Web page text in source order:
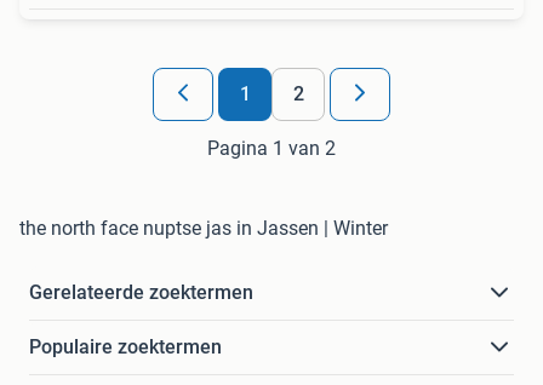
1 2
Pagina 1 van 2
the north face nuptse jas in Jassen | Winter
Gerelateerde zoektermen
Populaire zoektermen